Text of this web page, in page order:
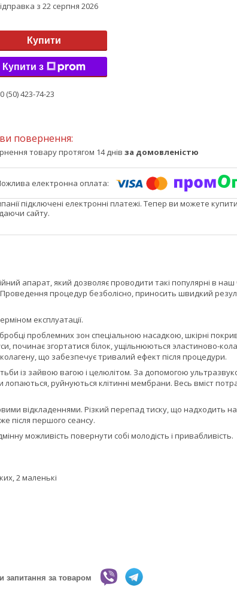
з 22 серпня 2026
Купити
Купити з
(50) 423-74-23
товару протягом 14 днів за домовленістю
підключені електронні платежі. Тепер ви можете
сайту.
апарат, який дозволяє проводити такі популярні в
Проведення процедур безболісно, приносить швидкий
експлуатації.
проблемних зон спеціальною насадкою, шкірні
починає згортатися білок, ущільнюються эластиново-
що забезпечує тривалий ефект після процедури.
із зайвою вагою і целюлітом. За допомогою
руйнуються клітинні мембрани. Весь вміст
відкладеннями. Різкий перепад тиску, що надходить
після першого сеансу.
можливість повернути собі молодість і привабливість.
2 маленькі
запитання за товаром